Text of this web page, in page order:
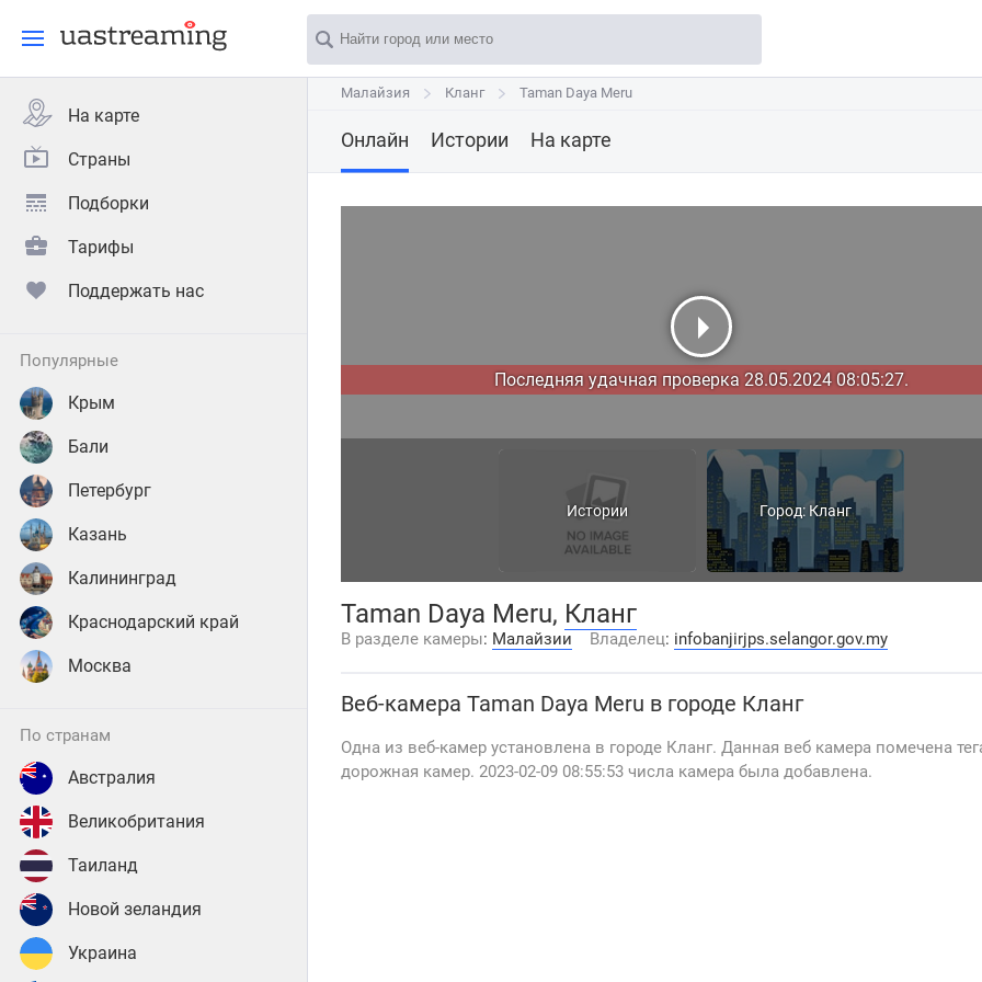
На карте
Страны
Подборки
Тарифы
Поддержать нас
популярные
Крым
Бали
Петербург
Казань
Калининград
Краснодарский край
Москва
по странам
Австралия
Великобритания
Таиланд
Новой зеландия
Украина
Малайзия Кланг Taman Daya Meru
Малайзия Кланг Taman Daya Meru
Онлайн Истории На карте
Последняя удачная проверка 28.05.2024 08:05:27.
Истории Город: Кланг
Taman Daya Meru, Кланг
В разделе камеры: Малайзии Владелец: infobanjirjps.selangor.gov.my
Веб-камера Taman Daya Meru в городе Кланг
Oдна из веб-камер установлена в городе Кланг. Данная веб камера помечена
дорожная камер. 2023-02-09 08:55:53 числа камера была добавлена.